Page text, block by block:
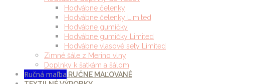
Hodvábne čelenky
Hodvábne čelenky Limited
Hodvábne gumičky
Hodvábne gumičky Limited
Hodvábne vlasové sety Limited
Zimné šále z Merino vlny
Doplnky k šatkám a šálom
Ručná maľba RUČNE MAĽOVANÉ